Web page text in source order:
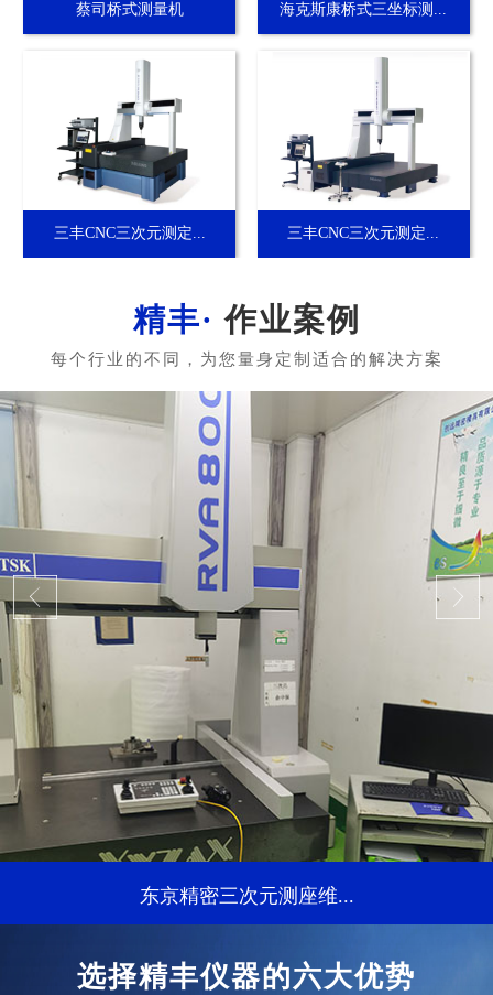
蔡司桥式测量机 海克斯康桥式三坐标测...
三丰CNC三次元测定... 三丰CNC三次元测定...
作业案例
东京精密三次元测座维...
...
选择精丰仪器的六大优势